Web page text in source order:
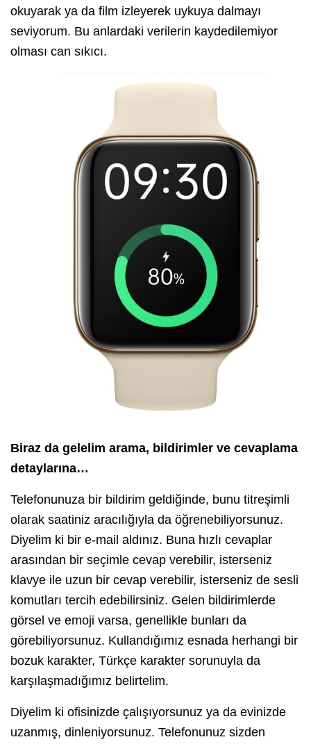
okuyarak ya da film izleyerek uykuya dalmayı
seviyorum. Bu anlardaki verilerin kaydedilemiyor
olması can sıkıcı.
Biraz da gelelim arama, bildirimler ve cevaplama
detaylarına…
Telefonunuza bir bildirim geldiğinde, bunu titreşimli
olarak saatiniz aracılığıyla da öğrenebiliyorsunuz.
Diyelim ki bir e-mail aldınız. Buna hızlı cevaplar
arasından bir seçimle cevap verebilir, isterseniz
klavye ile uzun bir cevap verebilir, isterseniz de sesli
komutları tercih edebilirsiniz. Gelen bildirimlerde
görsel ve emoji varsa, genellikle bunları da
görebiliyorsunuz. Kullandığımız esnada herhangi bir
bozuk karakter, Türkçe karakter sorunuyla da
karşılaşmadığımız belirtelim.
Diyelim ki ofisinizde çalışıyorsunuz ya da evinizde
uzanmış, dinleniyorsunuz. Telefonunuz sizden